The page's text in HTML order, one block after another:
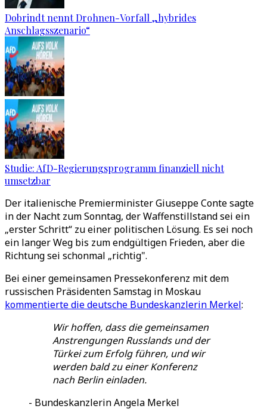
Dobrindt nennt Drohnen-Vorfall „hybrides
Anschlagsszenario“
Studie: AfD-Regierungsprogramm finanziell nicht
umsetzbar
Der italienische Premierminister Giuseppe Conte sagte
in der Nacht zum Sonntag, der Waffenstillstand sei ein
„erster Schritt“ zu einer politischen Lösung. Es sei noch
ein langer Weg bis zum endgültigen Frieden, aber die
Richtung sei schonmal „richtig".
Bei einer gemeinsamen Pressekonferenz mit dem
russischen Präsidenten Samstag in Moskau
kommentierte die deutsche Bundeskanzlerin Merkel:
Wir hoffen, dass die gemeinsamen
Anstrengungen Russlands und der
Türkei zum Erfolg führen, und wir
werden bald zu einer Konferenz
nach Berlin einladen.
- Bundeskanzlerin Angela Merkel